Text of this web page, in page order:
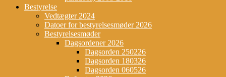
Bestyrelse
Vedtægter 2024
Datoer for bestyrelsesmøder 2026
Bestyrelsesmøder
Dagsordener 2026
Dagsorden 250226
Dagsorden 180326
Dagsorden 060526